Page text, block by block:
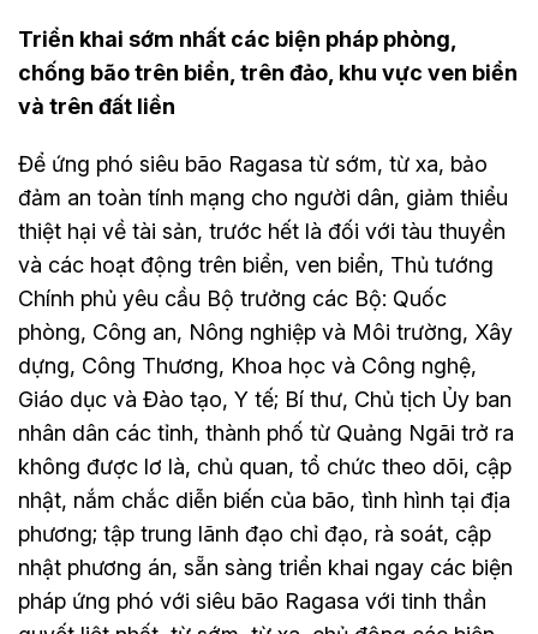
Triển khai sớm nhất các biện pháp phòng,
chống bão trên biển, trên đảo, khu vực ven biển
và trên đất liền
Để ứng phó siêu bão Ragasa từ sớm, từ xa, bảo
đảm an toàn tính mạng cho người dân, giảm thiểu
thiệt hại về tài sản, trước hết là đối với tàu thuyền
và các hoạt động trên biển, ven biển, Thủ tướng
Chính phủ yêu cầu Bộ trưởng các Bộ: Quốc
phòng, Công an, Nông nghiệp và Môi trường, Xây
dựng, Công Thương, Khoa học và Công nghệ,
Giáo dục và Đào tạo, Y tế; Bí thư, Chủ tịch Ủy ban
nhân dân các tỉnh, thành phố từ Quảng Ngãi trở ra
không được lơ là, chủ quan, tổ chức theo dõi, cập
nhật, nắm chắc diễn biến của bão, tình hình tại địa
phương; tập trung lãnh đạo chỉ đạo, rà soát, cập
nhật phương án, sẵn sàng triển khai ngay các biện
pháp ứng phó với siêu bão Ragasa với tinh thần